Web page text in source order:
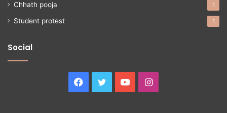
Chhath pooja 1
Student protest 1
Social
Facebook
Twitter YouTubeInstagram